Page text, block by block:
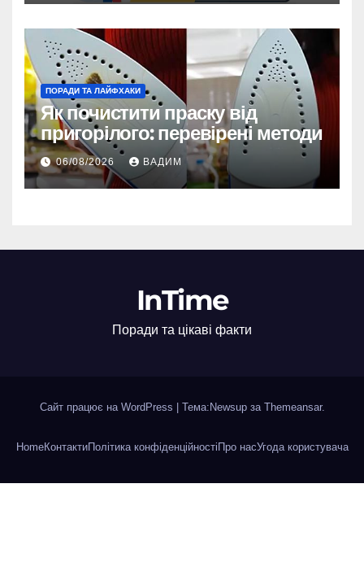
ПОРАДИ ТА ЛАЙФХАКИ
Як почистити праску від
пригорілого: перевірені методи
06/08/2026 ВАДИМ
InTime
Поради та цікаві факти
Сайт працює на WordPress Тема:Newsup за Themeansar.
HomeКонтактиПолітика конфіденційності Про насУгода користувача